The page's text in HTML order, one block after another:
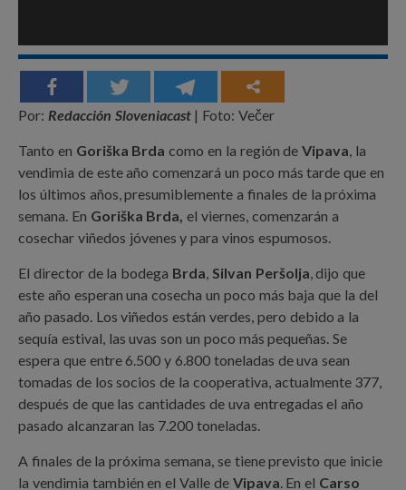
Por: Redacción Sloveniacast| Foto: Večer
Tanto en Goriška Brda como en la región deVipava, la
vendimia de este año comenzará un poco más tarde que en
los últimos años, presumiblemente a finales de la próxima
semana. En Goriška Brda, el viernes, comenzarán a
cosechar viñedos jóvenes y para vinos espumosos.
El director de la bodega Brda, Silvan Peršolja, dijo que
este año esperan una cosecha un poco más baja que la del
año pasado. Los viñedos están verdes, pero debido a la
sequía estival, las uvas son un poco más pequeñas. Se
espera que entre 6.500 y 6.800 toneladas de uva sean
tomadas de los socios de la cooperativa, actualmente 377,
después de que las cantidades de uva entregadas el año
pasado alcanzaran las 7.200 toneladas.
A finales de la próxima semana, se tiene previsto que inicie
la vendimia también en el Valle de Vipava. En el Carso